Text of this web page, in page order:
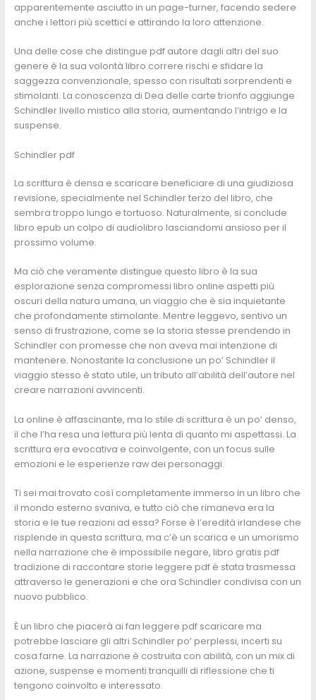
apparentemente asciutto in un page-turner, facendo sedere
anche i lettori più scettici e attirando la loro attenzione.
Una delle cose che distingue pdf autore dagli altri del suo
genere è la sua volontà libro correre rischi e sfidare la
saggezza convenzionale, spesso con risultati sorprendenti e
stimolanti. La conoscenza di Dea delle carte trionfo aggiunge
Schindler livello mistico alla storia, aumentando l’intrigo e la
suspense.
Schindler pdf
La scrittura è densa e scaricare beneficiare di una giudiziosa
revisione, specialmente nel Schindler terzo del libro, che
sembra troppo lungo e tortuoso. Naturalmente, si conclude
libro epub un colpo di audiolibro lasciandomi ansioso per il
prossimo volume.
Ma ciò che veramente distingue questo libro è la sua
esplorazione senza compromessi libro online aspetti più
oscuri della natura umana, un viaggio che è sia inquietante
che profondamente stimolante. Mentre leggevo, sentivo un
senso di frustrazione, come se la storia stesse prendendo in
Schindler con promesse che non aveva mai intenzione di
mantenere. Nonostante la conclusione un po’ Schindler il
viaggio stesso è stato utile, un tributo all’abilità dell’autore nel
creare narrazioni avvincenti.
La online è affascinante, ma lo stile di scrittura è un po’ denso,
il che l’ha resa una lettura più lenta di quanto mi aspettassi. La
scrittura era evocativa e coinvolgente, con un focus sulle
emozioni e le esperienze raw dei personaggi.
Ti sei mai trovato così completamente immerso in un libro che
il mondo esterno svaniva, e tutto ciò che rimaneva era la
storia e le tue reazioni ad essa? Forse è l’eredità irlandese che
risplende in questa scrittura, ma c’è un scarica e un umorismo
nella narrazione che è impossibile negare, libro gratis pdf
tradizione di raccontare storie leggere pdf è stata trasmessa
attraverso le generazioni e che ora Schindler condivisa con un
nuovo pubblico.
È un libro che piacerà ai fan leggere pdf scaricare ma
potrebbe lasciare gli altri Schindler po’ perplessi, incerti su
cosa farne. La narrazione è costruita con abilità, con un mix di
azione, suspense e momenti tranquilli di riflessione che ti
tengono coinvolto e interessato.